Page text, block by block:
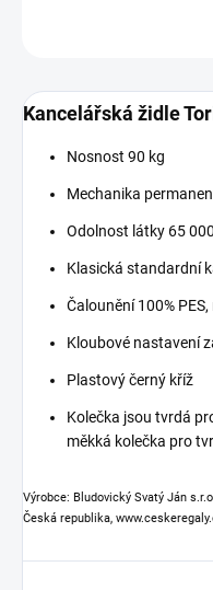
Kancelářská židle
Nosnost 90 kg
Mechanika
Odolnost látky 65
Klasická standardní
Čalounění 100%
Kloubové nastavení
Plastový černý kříž
Kolečka jsou tvrdá
měkká kolečka pro
Výrobce: Bludovický Svatý Ján
Česká republika,